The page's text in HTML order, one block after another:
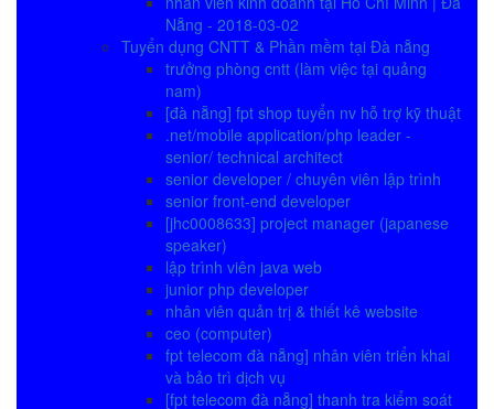
Nẵng - 2018-03-02
Tuyển dụng CNTT & Phần mềm tại Đà nẵng
trưởng phòng cntt (làm việc tại quảng
nam)
[đà nẵng] fpt shop tuyển nv hỗ trợ kỹ thuật
.net/mobile application/php leader -
senior/ technical architect
senior developer / chuyên viên lập trình
senior front-end developer
[jhc0008633] project manager (japanese
speaker)
lập trình viên java web
junior php developer
nhân viên quản trị & thiết kê website
ceo (computer)
fpt telecom đà nẵng] nhân viên triển khai
và bảo trì dịch vụ
[fpt telecom đà nẵng] thanh tra kiểm soát